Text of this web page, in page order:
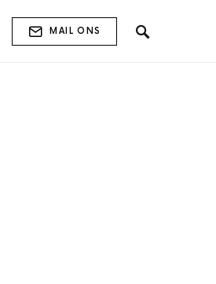
MAIL ONS